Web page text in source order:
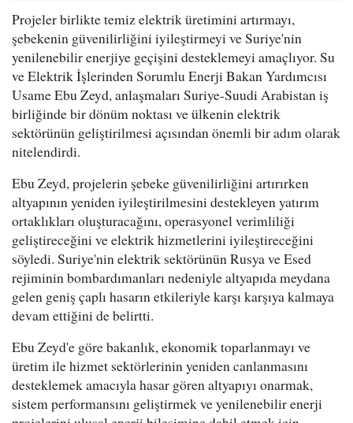
Projeler birlikte temiz elektrik üretimini artırmayı,
şebekenin güvenilirliğini iyileştirmeyi ve Suriye'nin
yenilenebilir enerjiye geçişini desteklemeyi amaçlıyor. Su
ve Elektrik İşlerinden Sorumlu Enerji Bakan Yardımcısı
Usame Ebu Zeyd, anlaşmaları Suriye-Suudi Arabistan iş
birliğinde bir dönüm noktası ve ülkenin elektrik
sektörünün geliştirilmesi açısından önemli bir adım olarak
nitelendirdi.
Ebu Zeyd, projelerin şebeke güvenilirliğini artırırken
altyapının yeniden iyileştirilmesini destekleyen yatırım
ortaklıkları oluşturacağını, operasyonel verimliliği
geliştireceğini ve elektrik hizmetlerini iyileştireceğini
söyledi. Suriye'nin elektrik sektörünün Rusya ve Esed
rejiminin bombardımanları nedeniyle altyapıda meydana
gelen geniş çaplı hasarın etkileriyle karşı karşıya kalmaya
devam ettiğini de belirtti.
Ebu Zeyd'e göre bakanlık, ekonomik toparlanmayı ve
üretim ile hizmet sektörlerinin yeniden canlanmasını
desteklemek amacıyla hasar gören altyapıyı onarmak,
sistem performansını geliştirmek ve yenilenebilir enerji